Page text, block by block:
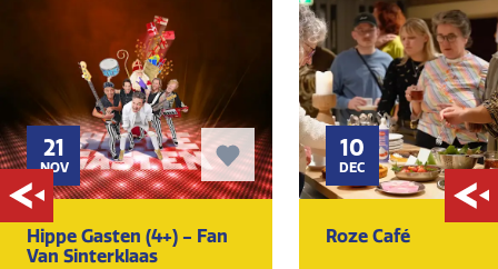
21
NOV
Hippe Gasten (4+) - Fan
Van Sinterklaas
10
DEC
Roze Café